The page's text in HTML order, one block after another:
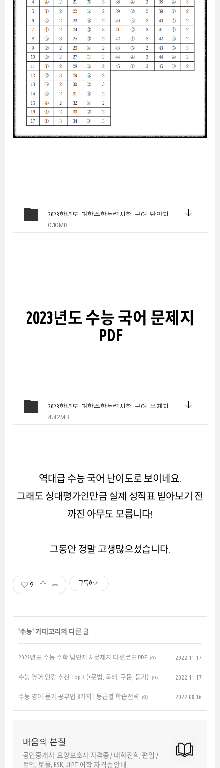
0.10MB
2023년도 수능 국어 문제지
PDF
4.42MB
역대급 수능 국어 난이도로 보이네요.
그래도 상대평가인만큼 실제 성적표 받아보기 전
까진 아무도 모릅니다!
그동안 정말 고생많으셨습니다.
9 구독하기
'수능' 카테고리의 다른 글
2023년도 수능 수학 답안지 & 문제지 다운로드 PDF (0) 2022.11.17
수능 영어 인강 추천 Top 3 (+문법, 독해, 구문, 듣기) (0) 2022.11.17
수능 영어 듣기 공부법 3가지 | 등급별 학습전략 (0) 2022.08.16
배움의 본질
공인중개사, 요양보호사 자격증 / 대학진학, 편입 /
토익, 토플, HSK, JLPT 어학 자격증 안내